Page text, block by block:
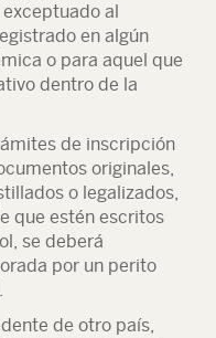
al
en algún
o para aquel que
dentro de la
de inscripción
originales,
o legalizados,
que estén escritos
se deberá
por un perito
de otro país,